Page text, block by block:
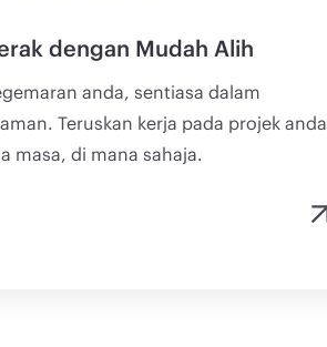
dengan Mudah Alih
anda, sentiasa dalam
Teruskan kerja pada projek anda
masa, di mana sahaja.